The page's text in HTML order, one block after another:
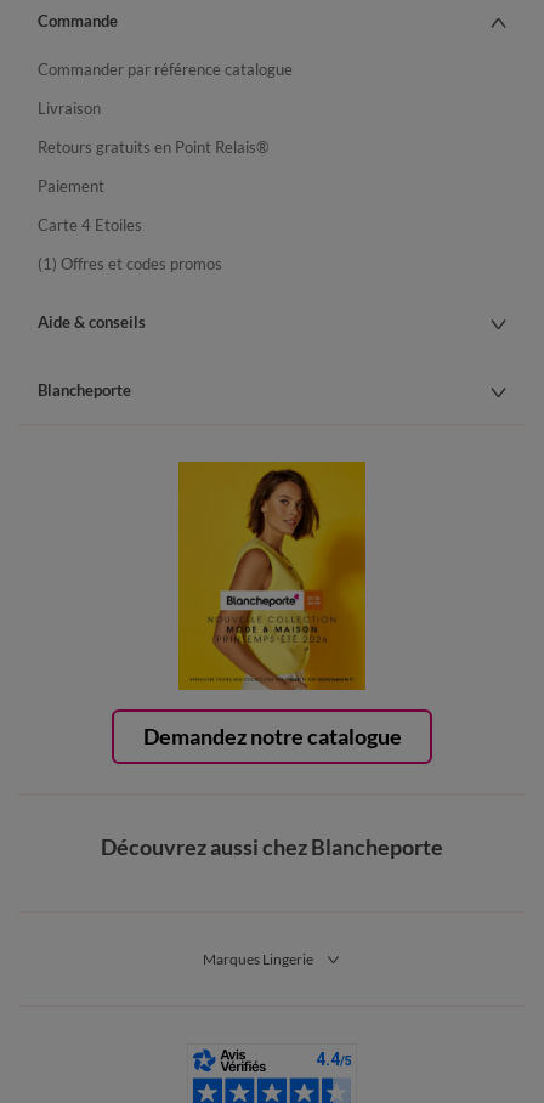
Demandez notre catalogue
Commande
Commander par référence catalogue
Livraison
Retours gratuits en Point Relais®
Paiement
Carte 4 Etoiles
(1) Offres et codes promos
Aide & conseils
Blancheporte
Découvrez aussi chez Blancheporte
Marques Lingerie